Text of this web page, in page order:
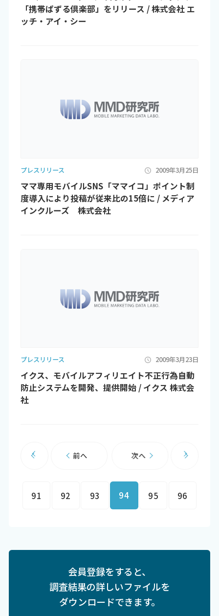
「携帯ぱずる倶楽部」をリリース / 株式会社 エ
ッチ・アイ・シー
プレスリリース 2009年3月25日
ママ専用モバイルSNS「ママイコ」ポイント制
度導入により投稿が従来比の15倍に / メディア
インクルーズ 株式会社
プレスリリース 2009年3月23日
イクス、モバイルアフィリエイト不正行為自動
防止システムを開発、提供開始 / イクス 株式会
社
前へ
91 92 93 94 95 96
次へ
会員登録をすると、
調査結果の詳しいファイルを
ダウンロードできます。